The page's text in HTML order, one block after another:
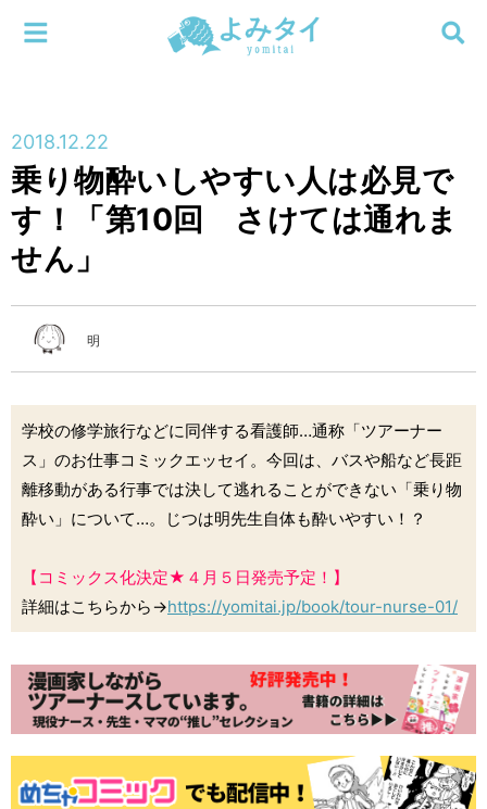
連載
編集部
検索する
メニューを閉じる
2018.12.22
乗り物酔いしやすい人は必見で
す！「第10回 さけては通れま
せん」
明
学校の修学旅行などに同伴する看護師…通称「ツアーナー
ス」のお仕事コミックエッセイ。今回は、バスや船など長距
離移動がある行事では決して逃れることができない「乗り物
酔い」について…。じつは明先生自体も酔いやすい！？
【コミックス化決定★４月５日発売予定！】
詳細はこちらから→https://yomitai.jp/book/tour-nurse-01/